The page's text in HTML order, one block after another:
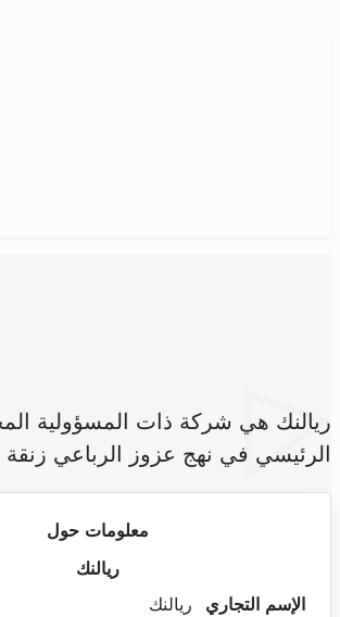
ريالنك هي شركة ذات المسؤولية
الرئيسي في نهج عزوز الرباعي زنقة ع6 عمارة ج
معلومات حول
ريالنك
الإسم التجاري
ريالنك